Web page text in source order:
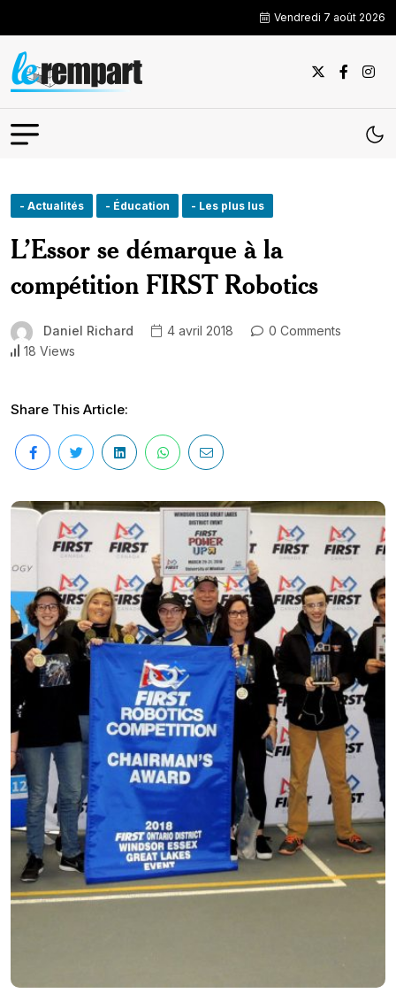
Vendredi 7 août 2026
- Actualités - Éducation - Les plus lus
L’Essor se démarque à la
compétition FIRST Robotics
Daniel Richard 4 avril 2018
0 Comments
18 Views
Share This Article: